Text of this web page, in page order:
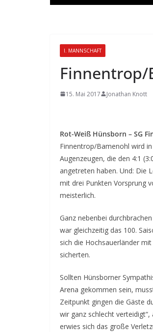
I. MANNSCHAFT
15. Mai 2017 Jonathan Knott
Rot-Weiß Hünsborn – SG
Finnentrop/Bamenohl wird
Augenzeugen, die den 4:1
angetreten haben. Und: Die
mit drei Punkten Vorsprung
meisterlich.
Ganz nebenbei
war gleichzeitig das 100.
sich die Hochsauerländer
sicherten.
Sollten Hünsborner
Arena gekommen sein,
Zeitpunkt gingen die Gäste
wir ganz schlecht
erwies sich das große